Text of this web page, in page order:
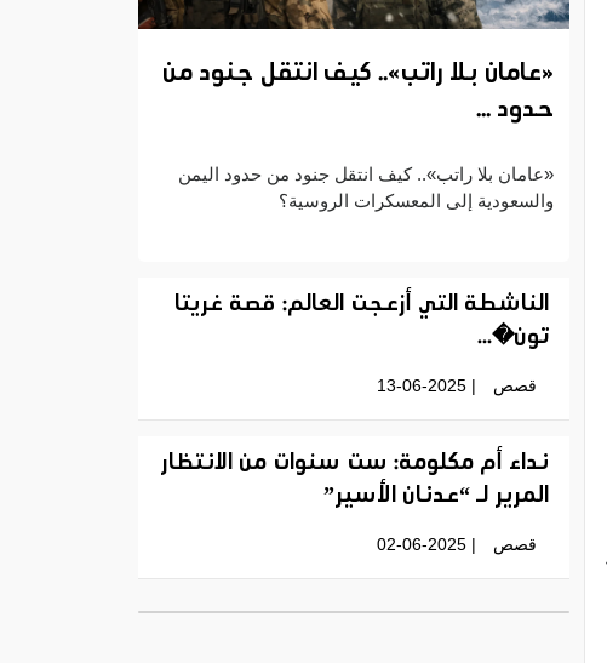
«عامان بلا راتب».. كيف انتقل جنود من
حدود ...
«عامان بلا راتب».. كيف انتقل جنود من حدود اليمن
والسعودية إلى المعسكرات الروسية؟
الناشطة التي أزعجت العالم: قصة غريتا
تون�...
قصص | 13-06-2025
نداء أم مكلومة: ست سنوات من الانتظار
المرير لـ “عدنان الأسير”
قصص | 02-06-2025